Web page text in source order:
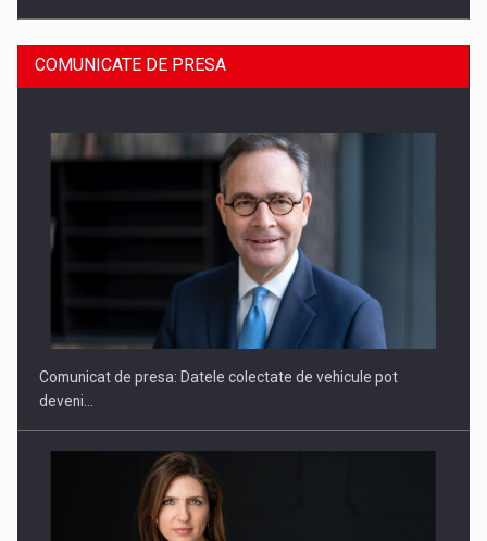
SAPTE PERSONALITATI DIN MEDIUL DE AFACERI, ACADEMIC
COMUNICATE DE PRESA
Comunicat de presa: Datele colectate de vehicule pot
deveni…